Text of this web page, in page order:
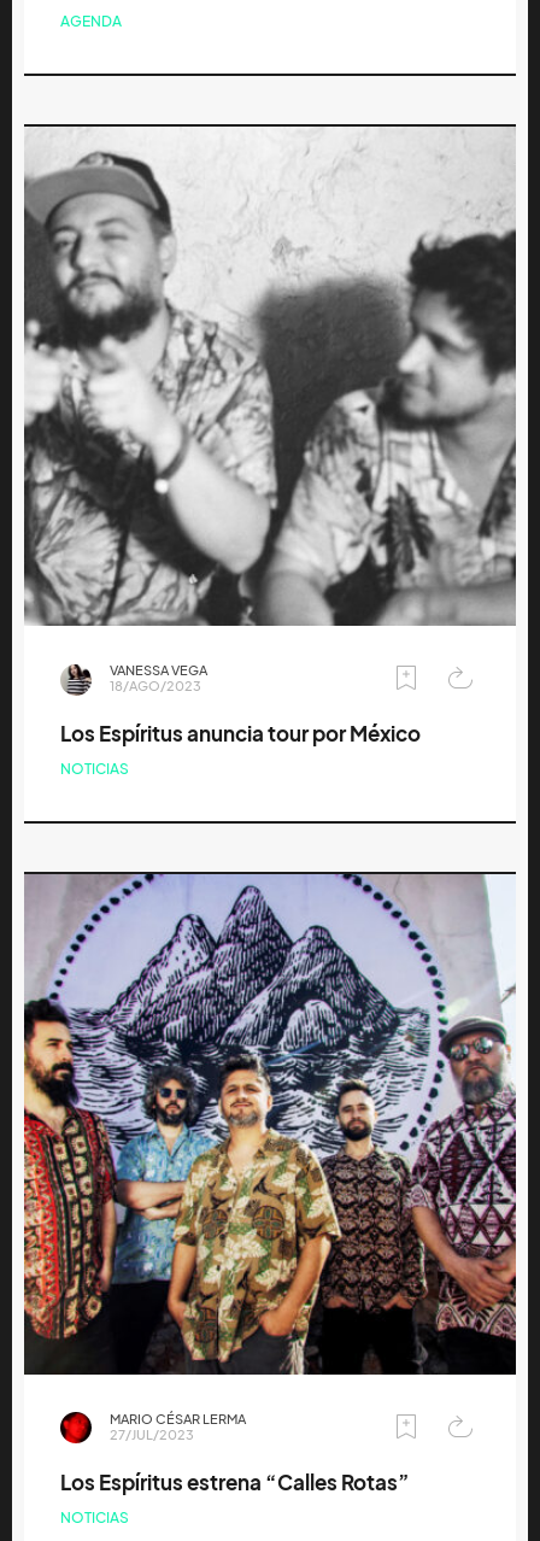
AGENDA
VANESSA VEGA
18/AGO/2023
Los Espíritus anuncia tour por México
NOTICIAS
MARIO CÉSAR LERMA
27/JUL/2023
Los Espíritus estrena “Calles Rotas”
NOTICIAS